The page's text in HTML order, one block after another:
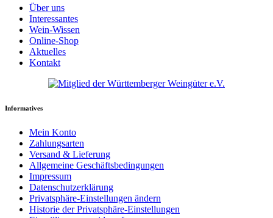
Über uns
Interessantes
Wein-Wissen
Online-Shop
Aktuelles
Kontakt
Informatives
Mein Konto
Zahlungsarten
Versand & Lieferung
Allgemeine Geschäftsbedingungen
Impressum
Datenschutzerklärung
Privatsphäre-Einstellungen ändern
Historie der Privatsphäre-Einstellungen